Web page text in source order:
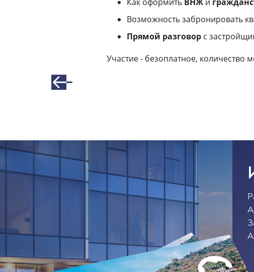
Возможность забронировать
Прямой разговорс
Участие - безоплатное, количество